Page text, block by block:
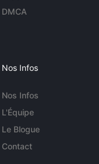
DMCA
Nos Infos
Nos Infos
L'Équipe
Le Blogue
Contact